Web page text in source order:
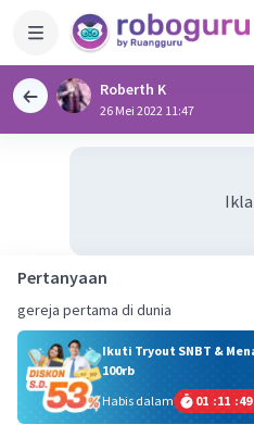
Roberth K
26 Mei 2022 11:47
Pertanyaan
gereja pertama di dunia
Ikuti Tryout SNBT &
100rb
Habis dalam
01 :11 :49